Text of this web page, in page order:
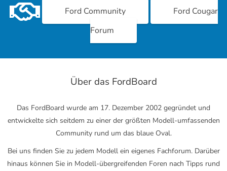
Ford Community
Ford Cougar
Forum
Über das FordBoard
Das FordBoard wurde am 17. Dezember 2002 gegründet und
entwickelte sich seitdem zu einer der größten Modell-umfassenden
Community rund um das blaue Oval.
Bei uns finden Sie zu jedem Modell ein eigenes Fachforum. Darüber
hinaus können Sie in Modell-übergreifenden Foren nach Tipps rund